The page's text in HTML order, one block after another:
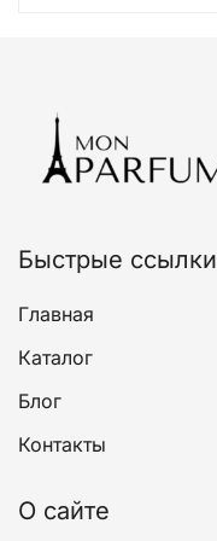
Быстрые ссылки
Главная
Каталог
Блог
Контакты
О сайте